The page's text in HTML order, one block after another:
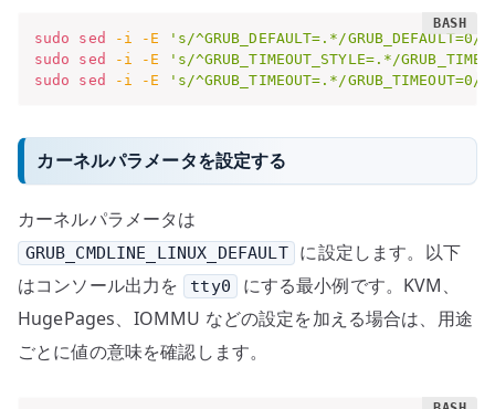
sudo sed -i -E
's/^GRUB_DEFAULT=.*/GRUB_DEFAULT=0/'
sudo
sed -i -E
's/^GRUB_TIMEOUT_STYLE=.*/
sudo
sed -i -E 's/^GRUB_TIMEOUT=.*/GRUB_TIMEOUT=0/'
カーネルパラメータを設定する
カーネルパラメータは
GRUB_CMDLINE_LINUX_DEFAULT
に設定します。以下
はコンソール出力を
tty0
にする最小例です。KVM、
HugePages、IOMMU などの設定を加える場合は、用途
ごとに値の意味を確認します。